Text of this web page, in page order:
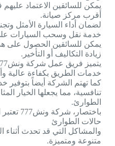
يمكن للسائقين الاعتماد
أقرب مركز صيانة.
لضمان أداء السيارة الأمثل
خدمة نقل وسحب السيارات
يمكن للسائقين الحصول على
زيادة التكاليف أو التأخير.
خدمات الطريق بكفاءة عالية
كما تهتم الشركة أيضاً بتوفير
تنافسية، مما يجعلها الخيار
الطوارئ.
حالات الطوارئ
والمشاكل التي قد تحدث أثناء
متنوعة ومتميزة.